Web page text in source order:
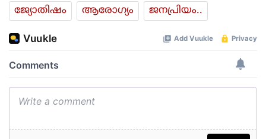
ജ്യോതിഷം
ആരോഗ്യം ജനപ്രിയം..